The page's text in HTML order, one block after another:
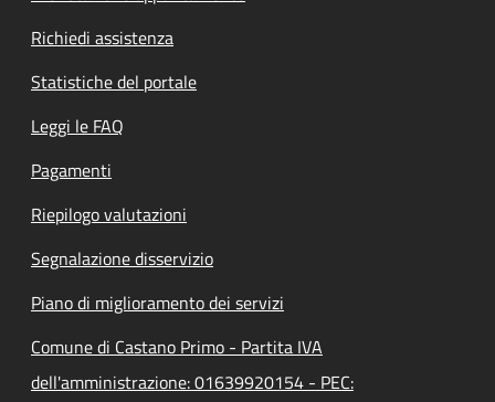
Richiedi assistenza
Statistiche del portale
Leggi le FAQ
Pagamenti
Riepilogo valutazioni
Segnalazione disservizio
Piano di miglioramento dei servizi
Comune di Castano Primo - Partita IVA
dell'amministrazione: 01639920154 - PEC: